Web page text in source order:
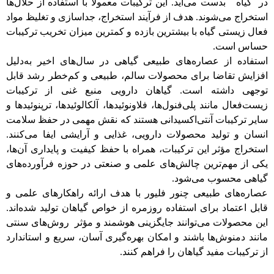
در گیاه بدست می‌آید. این ترکیبات معمولاً با استفاده از حلال‌ها
استخراج می‌شوند. هدف از فرآیند استخراج، جداسازی و تغلیظ مواد
فعال زیستی گیاه با بیشترین بازده و کمترین میزان تخریب ترکیبات
حساس است.
استفاده از عصاره‌های طبیعی گیاهی در سال‌های اخیر به‌دلیل
افزایش تقاضا برای محصولات سالم، طبیعی و کم‌خطر رشد قابل
توجهی داشته است. گیاهان دارویی منبع غنی از ترکیبات
زیست‌فعال مانند پلی‌فنول‌ها، فلاونوئیدها، آلکالوئیدها، ترپنوئیدها و
سایر ترکیبات آنتی‌اکسیدانی هستند که نقش مهمی در حفظ سلامت
انسان و تولید محصولات دارویی، غذایی و آرایشی ایفا می‌کنند.
استخراج مؤثر این ترکیبات، همراه با حفظ کیفیت و پایداری آن‌ها،
یکی از مهم‌ترین چالش‌های علمی و صنعتی در حوزه فرآورده‌های
گیاهی محسوب می‌شود.
عصاره‌های طبیعی چنور فلیور
با هدف ارائه راهکارهای علمی و
قابل اعتماد برای استفاده روزمره از خواص گیاهان تولید شده‌اند.
این محصولات می‌توانند جایگزینی هوشمند و مؤثر روش‌های سنتی
مانند دمنوش‌ها باشند و امکان بهره‌گیری آسان، سریع و استاندارد
از ترکیبات مفید گیاهان را فراهم کنند.